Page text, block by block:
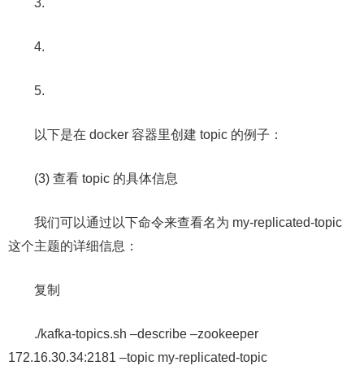
3.
4.
5.
以下是在 docker 容器里创建 topic 的例子：
(3) 查看 topic 的具体信息
我们可以通过以下命令来查看名为 my-replicated-topic
这个主题的详细信息：
复制
./kafka-topics.sh –describe –zookeeper
172.16.30.34:2181 –topic my-replicated-topic